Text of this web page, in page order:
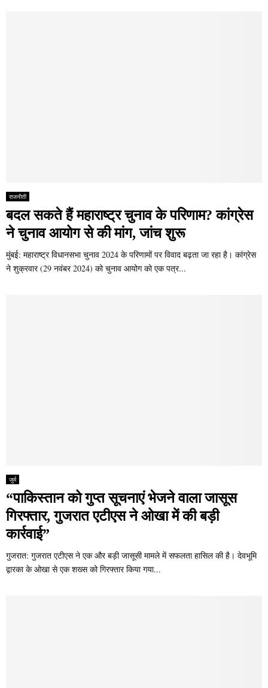
राजनीती
बदल सकते हैं महाराष्ट्र चुनाव के परिणाम? कांग्रेस
ने चुनाव आयोग से की मांग, जांच शुरू
मुंबई: महाराष्ट्र विधानसभा चुनाव 2024 के परिणामों पर विवाद बढ़ता जा रहा है। कांग्रेस
ने शुक्रवार (29 नवंबर 2024) को चुनाव आयोग को एक पत्र...
जुर्म
“पाकिस्तान को गुप्त सूचनाएं भेजने वाला जासूस
गिरफ्तार, गुजरात एटीएस ने ओखा में की बड़ी
कार्रवाई”
गुजरात: गुजरात एटीएस ने एक और बड़ी जासूसी मामले में सफलता हासिल की है। देवभूमि
द्वारका के ओखा से एक शख्स को गिरफ्तार किया गया...